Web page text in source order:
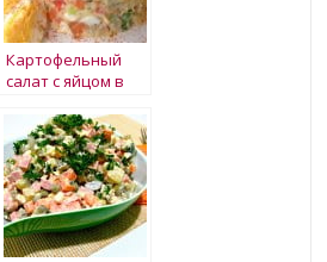
Картофельный
салат с яйцом в